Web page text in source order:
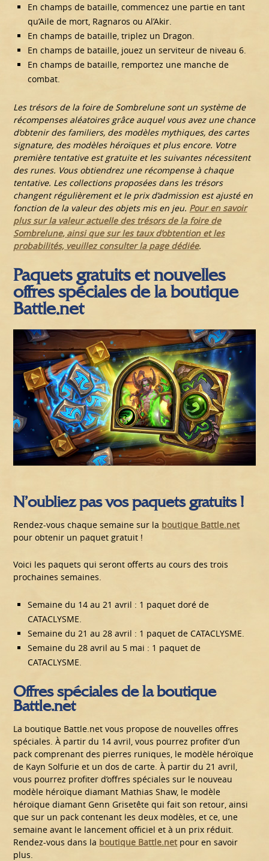
En champs de bataille, commencez une partie en tant
qu’Aile de mort, Ragnaros ou Al’Akir.
En champs de bataille, triplez un Dragon.
En champs de bataille, jouez un serviteur de niveau 6.
En champs de bataille, remportez une manche de
combat.
Les trésors de la foire de Sombrelune sont un système de
récompenses aléatoires grâce auquel vous avez une chance
d’obtenir des familiers, des modèles mythiques, des cartes
signature, des modèles héroïques et plus encore. Votre
première tentative est gratuite et les suivantes nécessitent
des runes. Vous obtiendrez une récompense à chaque
tentative. Les collections proposées dans les trésors
changent régulièrement et le prix d’admission est ajusté en
fonction de la valeur des objets mis en jeu. Pour en savoir
plus sur la valeur actuelle des trésors de la foire de
Sombrelune, ainsi que sur les taux d’obtention et les
probabilités, veuillez consulter la page dédiée.
Paquets gratuits et nouvelles
offres spéciales de la boutique
Battle.net
N’oubliez pas vos paquets gratuits !
Rendez-vous chaque semaine sur la boutique Battle.net
pour obtenir un paquet gratuit !
Voici les paquets qui seront offerts au cours des trois
prochaines semaines.
Semaine du 14 au 21 avril : 1 paquet doré de
CATACLYSME.
Semaine du 21 au 28 avril : 1 paquet de CATACLYSME.
Semaine du 28 avril au 5 mai : 1 paquet de
CATACLYSME.
Offres spéciales de la boutique
Battle.net
La boutique Battle.net vous propose de nouvelles offres
spéciales. À partir du 14 avril, vous pourrez profiter d’un
pack comprenant des pierres runiques, le modèle héroïque
de Kayn Solfurie et un dos de carte. À partir du 21 avril,
vous pourrez profiter d’offres spéciales sur le nouveau
modèle héroïque diamant Mathias Shaw, le modèle
héroïque diamant Genn Grisetête qui fait son retour, ainsi
que sur un pack contenant les deux modèles, et ce, une
semaine avant le lancement officiel et à un prix réduit.
Rendez-vous dans la boutique Battle.net pour en savoir
plus.